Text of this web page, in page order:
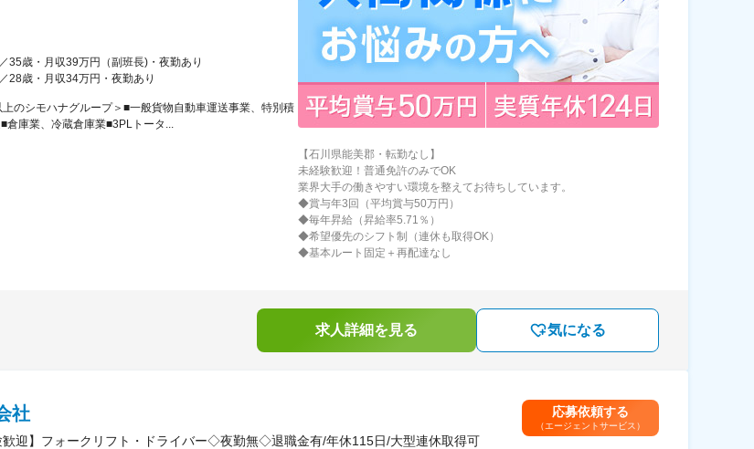
35歳・月収39万円（副班長)・夜勤あり
28歳・月収34万円・夜勤あり
上のシモハナグループ＞■一般貨物自動車運送事業、特別積
倉庫業、冷蔵倉庫業■3PLトータ...
【石川県能美郡・転勤なし】
未経験歓迎！普通免許のみでOK
業界大手の働きやすい環境を整えてお待ちしています。
◆賞与年3回（平均賞与50万円）
◆毎年昇給（昇給率5.71％）
◆希望優先のシフト制（連休も取得OK）
◆基本ルート固定＋再配達なし
求人詳細を見る 気になる
社
歓迎】フォークリフト・ドライバー◇夜勤無◇退職金有/年休115日/大型連休取得可
応募依頼する
（エージェントサービス）